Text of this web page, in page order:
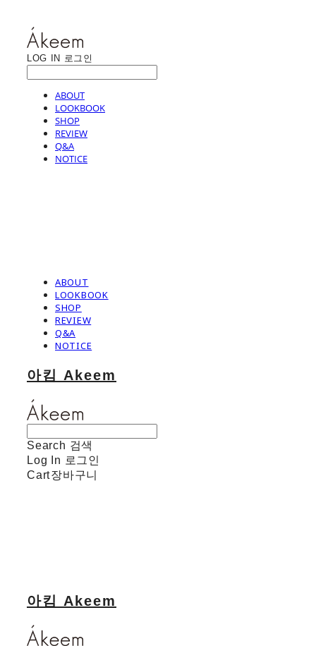
LOG IN 로그인
ABOUT
LOOKBOOK
SHOP
REVIEW
Q&A
NOTICE
ABOUT
LOOKBOOK
SHOP
REVIEW
Q&A
NOTICE
아킴 Akeem
Search 검색
Log In 로그인
Cart장바구니
아킴 Akeem